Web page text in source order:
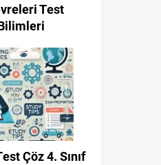
Test
Çöz 4. Sınıf